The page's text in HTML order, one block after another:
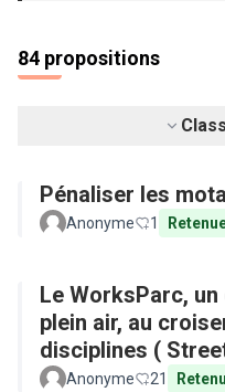
84 propositions
Pénaliser les
Anonyme 1
Le WorksParc,
plein air, au
disciplines (
Parkour)
Anonyme 21